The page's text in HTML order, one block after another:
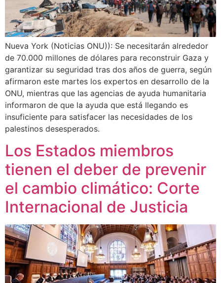
Nueva York (Noticias ONU)): Se necesitarán alrededor
de 70.000 millones de dólares para reconstruir Gaza y
garantizar su seguridad tras dos años de guerra, según
afirmaron este martes los expertos en desarrollo de la
ONU, mientras que las agencias de ayuda humanitaria
informaron de que la ayuda que está llegando es
insuficiente para satisfacer las necesidades de los
palestinos desesperados.
Los Estados miembros
tienen el deber de prevenir
el cambio climático: Corte
Internacional de Justicia